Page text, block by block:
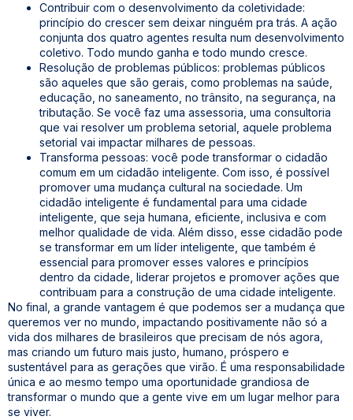
Contribuir com o desenvolvimento da coletividade:
princípio do crescer sem deixar ninguém pra trás. A ação
conjunta dos quatro agentes resulta num desenvolvimento
coletivo. Todo mundo ganha e todo mundo cresce.
Resolução de problemas públicos: problemas públicos
são aqueles que são gerais, como problemas na saúde,
educação, no saneamento, no trânsito, na segurança, na
tributação. Se você faz uma assessoria, uma consultoria
que vai resolver um problema setorial, aquele problema
setorial vai impactar milhares de pessoas.
Transforma pessoas: você pode transformar o cidadão
comum em um cidadão inteligente. Com isso, é possível
promover uma mudança cultural na sociedade. Um
cidadão inteligente é fundamental para uma cidade
inteligente, que seja humana, eficiente, inclusiva e com
melhor qualidade de vida. Além disso, esse cidadão pode
se transformar em um líder inteligente, que também é
essencial para promover esses valores e princípios
dentro da cidade, liderar projetos e promover ações que
contribuam para a construção de uma cidade inteligente.
No final, a grande vantagem é que podemos ser a mudança que
queremos ver no mundo, impactando positivamente não só a
vida dos milhares de brasileiros que precisam de nós agora,
mas criando um futuro mais justo, humano, próspero e
sustentável para as gerações que virão. É uma responsabilidade
única e ao mesmo tempo uma oportunidade grandiosa de
transformar o mundo que a gente vive em um lugar melhor para
se viver.